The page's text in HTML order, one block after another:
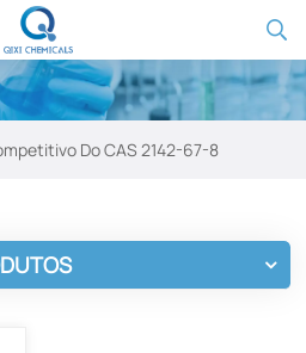
Do CAS 2142-67-8